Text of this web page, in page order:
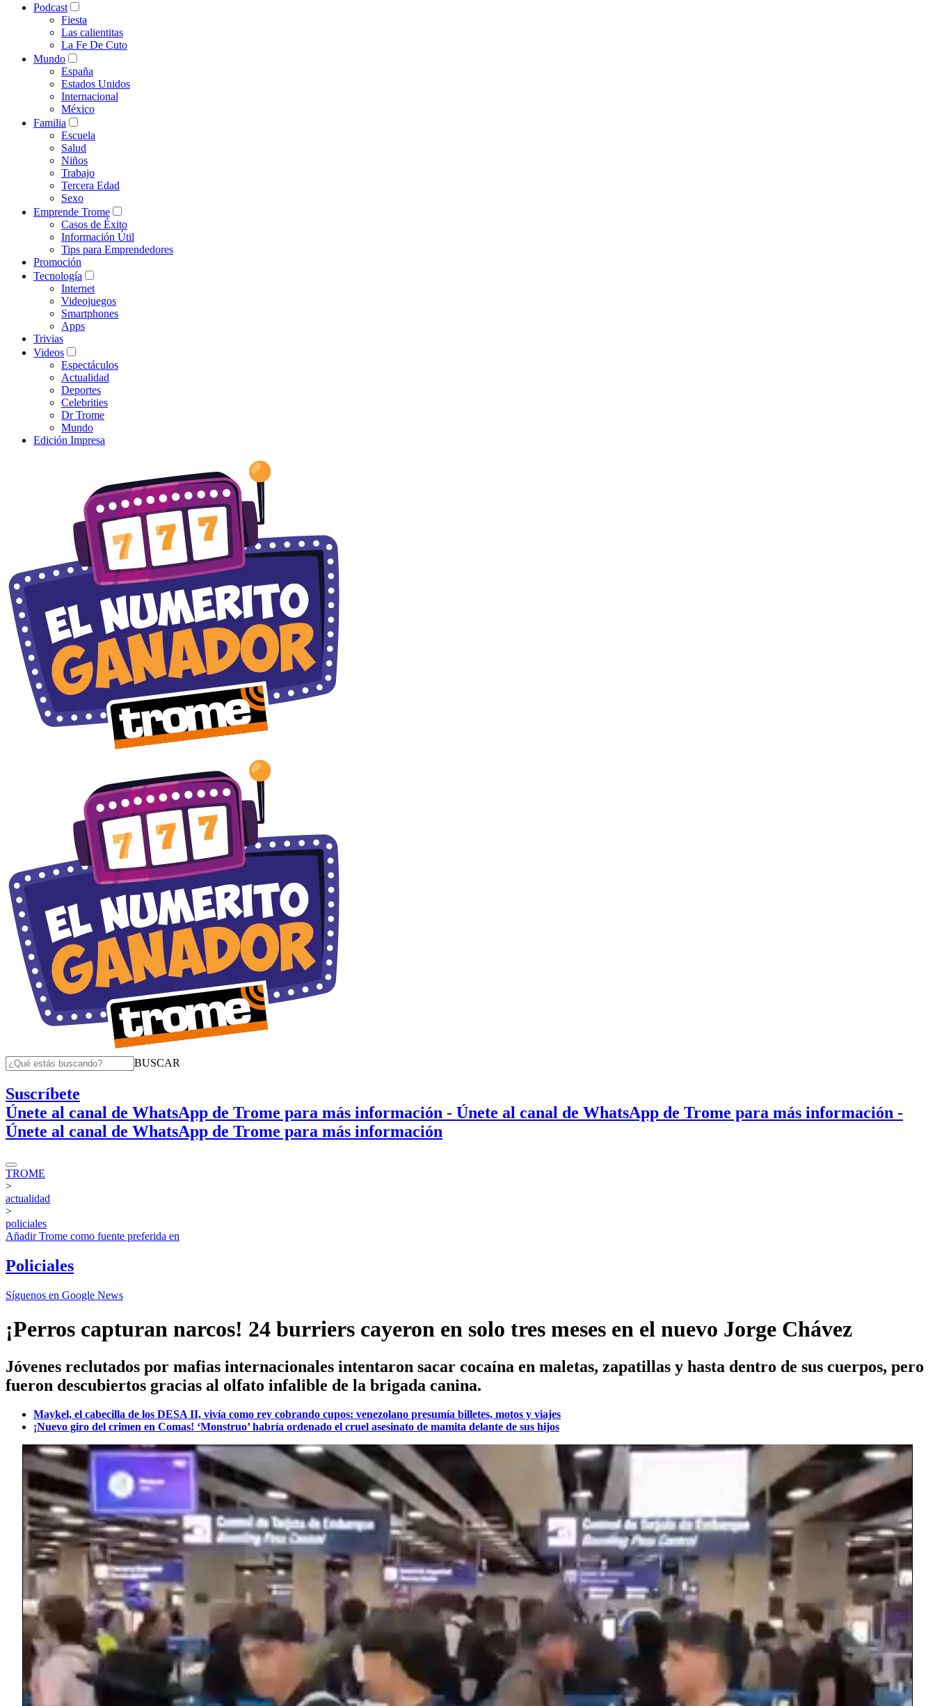
Podcast
Fiesta
Las calientitas
La Fe De Cuto
Mundo
España
Estados Unidos
Internacional
México
Familia
Escuela
Salud
Niños
Trabajo
Tercera Edad
Sexo
Emprende Trome
Casos de Éxito
Información Útil
Tips para Emprendedores
Promoción
Tecnología
Internet
Videojuegos
Smartphones
Apps
Trivias
Videos
Espectáculos
Actualidad
Deportes
Celebrities
Dr Trome
Mundo
Edición Impresa
BUSCAR
Suscríbete
Únete al canal de WhatsApp de Trome para más información - Únete al canal de WhatsApp de Trome para más información -
Únete al canal de WhatsApp de Trome para más información
TROME
>
actualidad
>
policiales
AñadirTrome como fuente preferida en
Policiales
Síguenos en Google News
¡Perros capturan narcos! 24 burriers cayeron en solo tres meses en el nuevo Jorge Chávez
Jóvenes reclutados por mafias internacionales intentaron sacar cocaína en maletas, zapatillas y hasta dentro de sus cuerpos, pero
fueron descubiertos gracias al olfato infalible de la brigada canina.
Maykel, el cabecilla de los DESA II, vivía como rey cobrando cupos: venezolano presumía billetes, motos y viajes
¡Nuevo giro del crimen en Comas! ‘Monstruo’ habría ordenado el cruel asesinato de mamita delante de sus hijos